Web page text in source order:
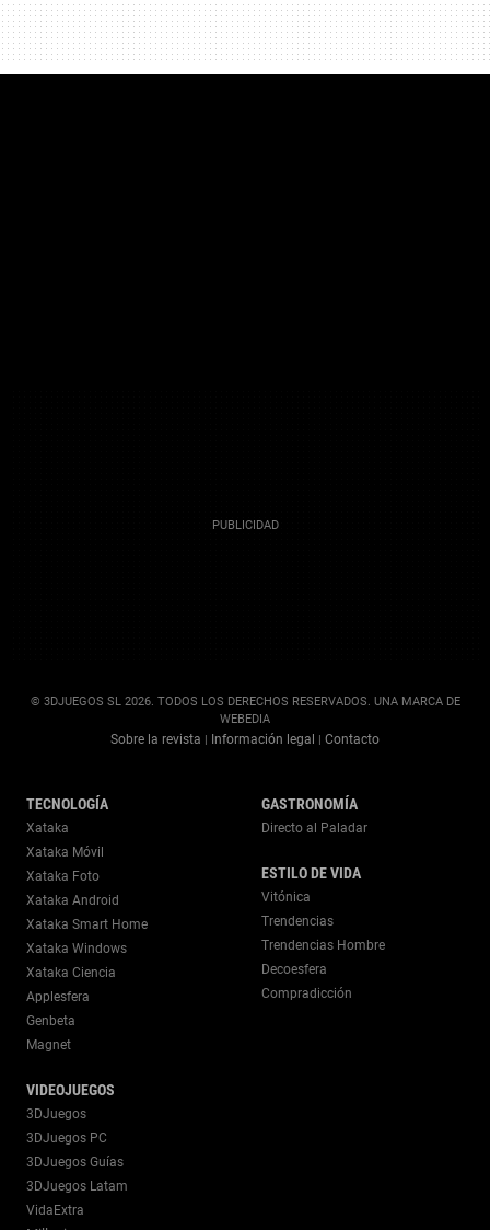
© 3DJUEGOS SL 2026. TODOS LOS DERECHOS RESERVADOS. UNA MARCA DE
WEBEDIA
Sobre la revista | Información legal | Contacto
TECNOLOGÍA
Xataka
Xataka Móvil
Xataka Foto
Xataka Android
Xataka Smart Home
Xataka Windows
Xataka Ciencia
Applesfera
Genbeta
Magnet
VIDEOJUEGOS
3DJuegos
3DJuegos PC
3DJuegos Guías
3DJuegos Latam
VidaExtra
GASTRONOMÍA
Directo al Paladar
ESTILO DE VIDA
Vitónica
Trendencias
Trendencias Hombre
Decoesfera
Compradicción